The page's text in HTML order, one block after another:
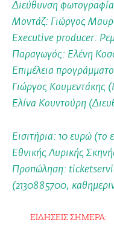
Διεύθυνση
Μοντάζ: Γιώργος
Executive producer:
Παραγωγός: Ελένη
Επιμέλεια
Γιώργος Κουμεντάκης
Ελίνα Κουντούρη
Εισιτήρια: 10 ευρώ (το
Εθνικής Λυρικής
Προπώληση:
(2130885700,
ΕΙΔΗΣΕΙΣ ΣΗΜΕΡΑ: